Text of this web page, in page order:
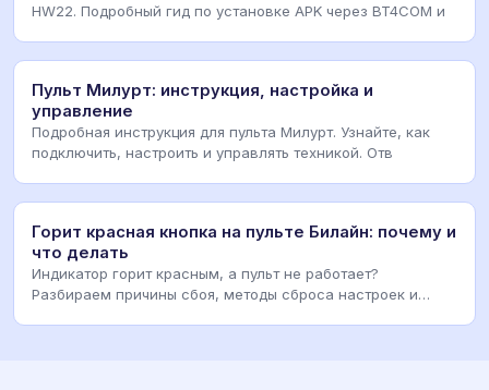
HW22. Подробный гид по установке APK через BT4COM и
Пульт Милурт: инструкция, настройка и
управление
Подробная инструкция для пульта Милурт. Узнайте, как
подключить, настроить и управлять техникой. Отв
Горит красная кнопка на пульте Билайн: почему и
что делать
Индикатор горит красным, а пульт не работает?
Разбираем причины сбоя, методы сброса настроек и